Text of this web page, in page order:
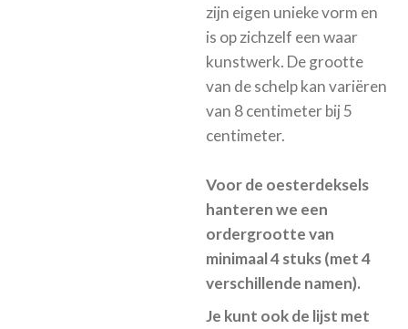
zijn eigen unieke vorm en
is op zichzelf een waar
kunstwerk. De grootte
van de schelp kan variëren
van 8 centimeter bij 5
centimeter.
Voor de oesterdeksels
hanteren we een
ordergrootte van
minimaal 4 stuks (met 4
verschillende namen).
Je kunt ook de lijst met